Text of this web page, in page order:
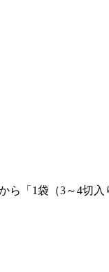
「1袋（3～4切